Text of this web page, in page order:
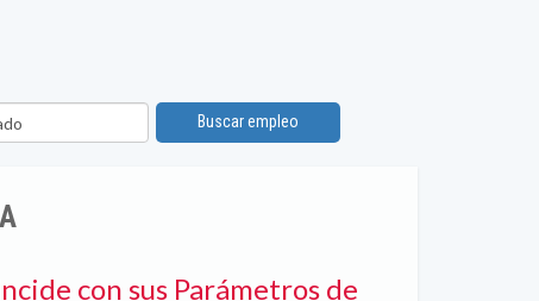
Buscar empleo
con sus Parámetros de